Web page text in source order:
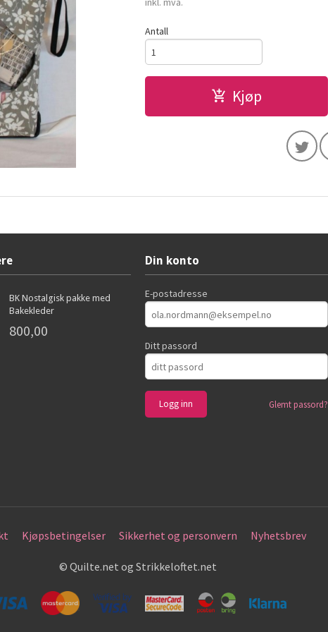
Antall
Kjøp
BK Nostalgisk pakke med
Bakekleder
800,00
Din konto
E-postadresse
Ditt passord
Glemt passord?
Kjøpsbetingelser Sikkerhet og personvern Nyhetsbrev
© Quilte.net og Strikkeloftet.net